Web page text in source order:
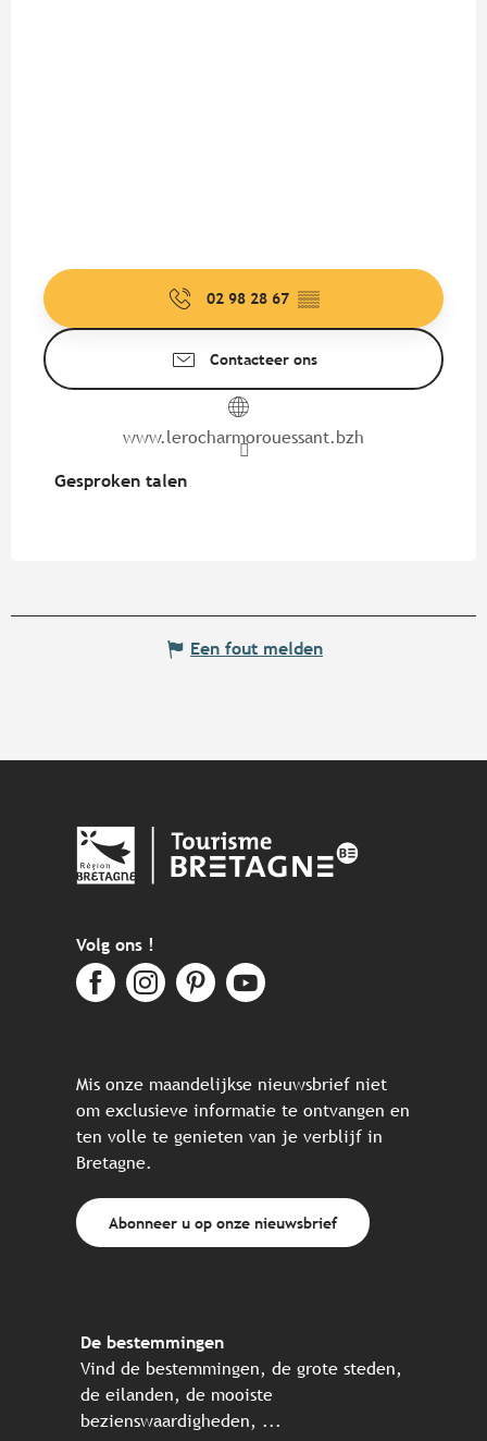
02 98 28 67 ▒▒
Contacteer ons
www.lerocharmorouessant.bzh
Gesproken talen
Gesproken talen
Een fout melden
Volg ons !
Mis onze maandelijkse nieuwsbrief niet
om exclusieve informatie te ontvangen en
ten volle te genieten van je verblijf in
Bretagne.
Abonneer u op onze nieuwsbrief
De bestemmingen
Vind de bestemmingen, de grote steden,
de eilanden, de mooiste
bezienswaardigheden, ...